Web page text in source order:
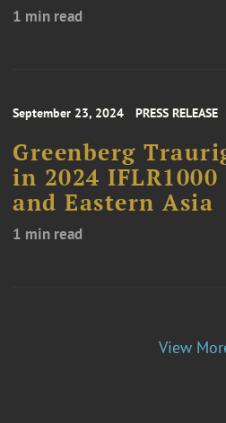
1 min read
September 23, 2024 PRESS RELEASE
Greenberg
in 2024
and Eastern Asia
1 min read
View